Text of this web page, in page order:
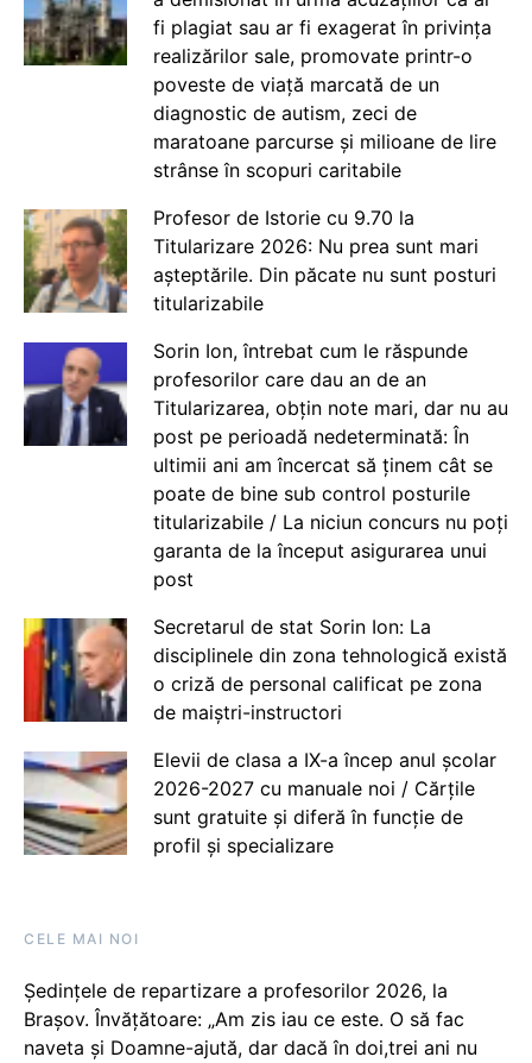
fi plagiat sau ar fi exagerat în privința
realizărilor sale, promovate printr-o
poveste de viață marcată de un
diagnostic de autism, zeci de
maratoane parcurse și milioane de lire
strânse în scopuri caritabile
Profesor de Istorie cu 9.70 la
Titularizare 2026: Nu prea sunt mari
așteptările. Din păcate nu sunt posturi
titularizabile
Sorin Ion, întrebat cum le răspunde
profesorilor care dau an de an
Titularizarea, obțin note mari, dar nu au
post pe perioadă nedeterminată: În
ultimii ani am încercat să ținem cât se
poate de bine sub control posturile
titularizabile / La niciun concurs nu poți
garanta de la început asigurarea unui
post
Secretarul de stat Sorin Ion: La
disciplinele din zona tehnologică există
o criză de personal calificat pe zona
de maiștri-instructori
Elevii de clasa a IX-a încep anul școlar
2026-2027 cu manuale noi / Cărțile
sunt gratuite și diferă în funcție de
profil și specializare
CELE MAI NOI
Ședințele de repartizare a profesorilor 2026, la
Brașov. Învățătoare: „Am zis iau ce este. O să fac
naveta și Doamne-ajută, dar dacă în doi,trei ani nu